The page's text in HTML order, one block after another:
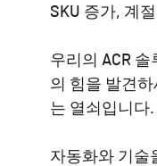
SKU 증가, 계
우리의 ACR
의 힘을 발견
는 열쇠입니다.
자동화와 기술